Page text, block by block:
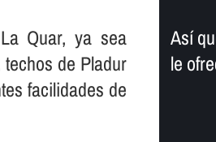
Quar, ya sea
de Pladur
facilidades de
Así­
le